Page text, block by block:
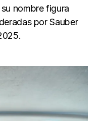
nombre figura
por Sauber